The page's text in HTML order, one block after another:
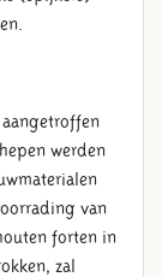
werden
van
forten in
zal